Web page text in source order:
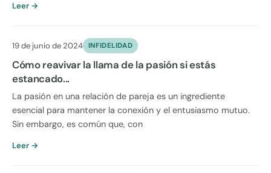
Leer →
19 de junio de 2024 INFIDELIDAD
Cómo reavivar la llama de la pasión si estás
estancado...
La pasión en una relación de pareja es un ingrediente
esencial para mantener la conexión y el entusiasmo mutuo.
Sin embargo, es común que, con
Leer →